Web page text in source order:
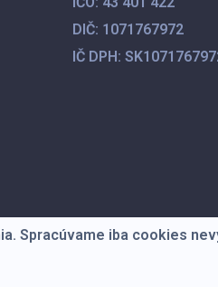
DIČ: 1071767972
IČ DPH:
Spracúvame iba cookies